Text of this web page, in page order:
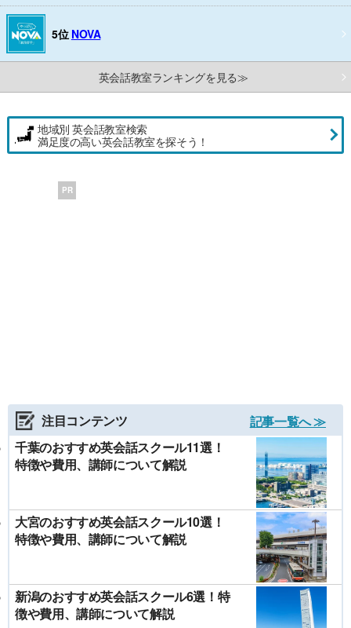
5位 NOVA
英会話教室ランキングを見る≫
地域別 英会話教室検索
満足度の高い英会話教室を探そう！
PR
注目コンテンツ
記事一覧へ ≫
千葉のおすすめ英会話スクール11選！
特徴や費用、講師について解説
大宮のおすすめ英会話スクール10選！
特徴や費用、講師について解説
新潟のおすすめ英会話スクール6選！特
徴や費用、講師について解説